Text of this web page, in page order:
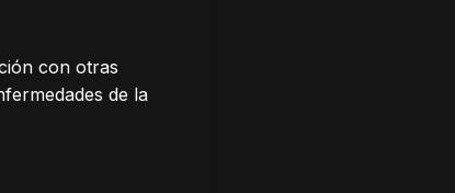
con otras
de la